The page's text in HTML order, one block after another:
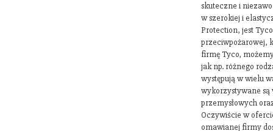
skuteczne i
w szerokiej i
Protection, jest
przeciwpożarowej,
firmę Tyco,
jak np. różnego
występują w wielu
wykorzystywane
przemysłowych
Oczywiście w
omawianej firmy